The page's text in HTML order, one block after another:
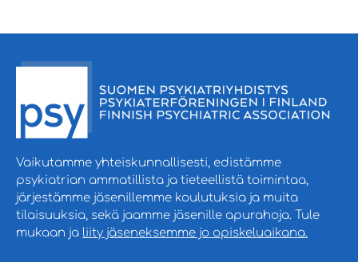
Vaikutamme yhteiskunnallisesti, edistämme
psykiatrian ammatillista ja tieteellistä toimintaa,
järjestämme jäsenillemme koulutuksia ja muita
tilaisuuksia, sekä jaamme jäsenille apurahoja. Tule
mukaan ja liity jäseneksemme jo opiskeluaikana.